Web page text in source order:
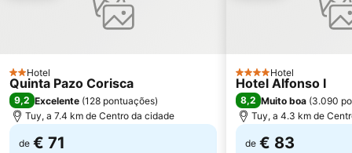
Praia da Punta
Puerto de Panxón
Estación de Tren de Vigo
Barragem de Vilarinho das Furnas
Plaza de América
Nerga
2 Estrelas
Hotel
Quinta Pazo Corisca
9,2 Excelente (128 pontuações)
Tuy, a 7.4 km de Centro da cidade
de € 71
4 Estrelas
Hotel
Hotel Alfonso I
8,2 Muito boa (3.090
Tuy, a 4.3 km de
de € 83